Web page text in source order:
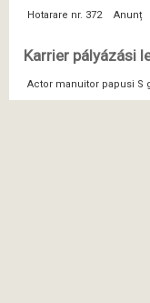
Hotarare nr. 372 Anunț
Karrier pályázási
Actor manuitor papusi S